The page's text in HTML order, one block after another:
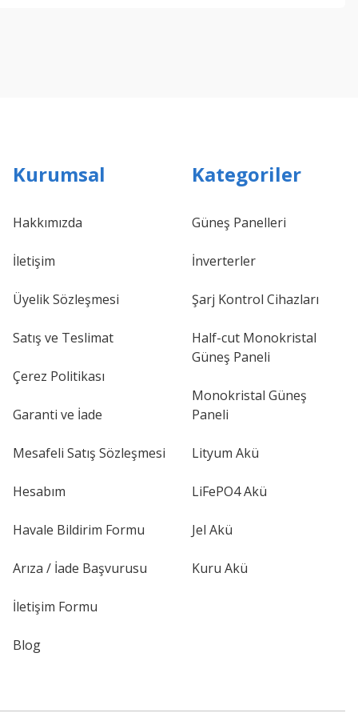
Kurumsal
Hakkımızda
İletişim
Üyelik Sözleşmesi
Satış ve Teslimat
Çerez Politikası
Garanti ve İade
Mesafeli Satış Sözleşmesi
Hesabım
Havale Bildirim Formu
Arıza / İade Başvurusu
İletişim Formu
Blog
Kategoriler
Güneş Panelleri
İnverterler
Şarj Kontrol Cihazları
Half-cut Monokristal
Güneş Paneli
Monokristal Güneş
Paneli
Lityum Akü
LiFePO4 Akü
Jel Akü
Kuru Akü